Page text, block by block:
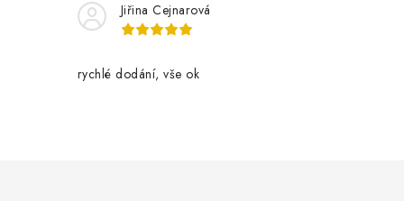
Jiřina Cejnarová
rychlé dodání, vše ok